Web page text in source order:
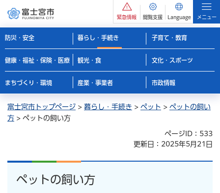
緊急情報 閲覧支援 Language メニュー
防災・安全 暮らし・手続き 子育て・教育
健康・福祉・保険・医療 観光・食 文化・スポーツ
まちづくり・環境 産業・事業者 市政情報
富士宮市トップページ > 暮らし・手続き > ペット > ペットの飼い
方 > ペットの飼い方
ページID：533
更新日：2025年5月21日
ペットの飼い方